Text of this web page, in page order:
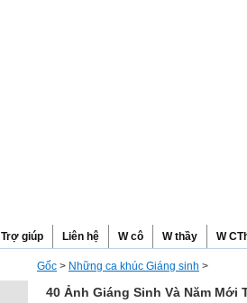
Trợ giúp Liên hệ W cô W thầy W
Gốc > Những ca khúc Giáng sinh >
40 Ảnh Giáng Sinh Và Năm Mới